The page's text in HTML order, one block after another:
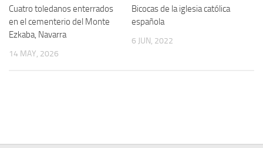
Militantes históricos IR
Personajes republicanos
Cuatro toledanos enterrados
en el cementerio del Monte
Ezkaba, Navarra
14 MAY, 2026
Bicocas de la iglesia católica
española
6 JUN, 2022